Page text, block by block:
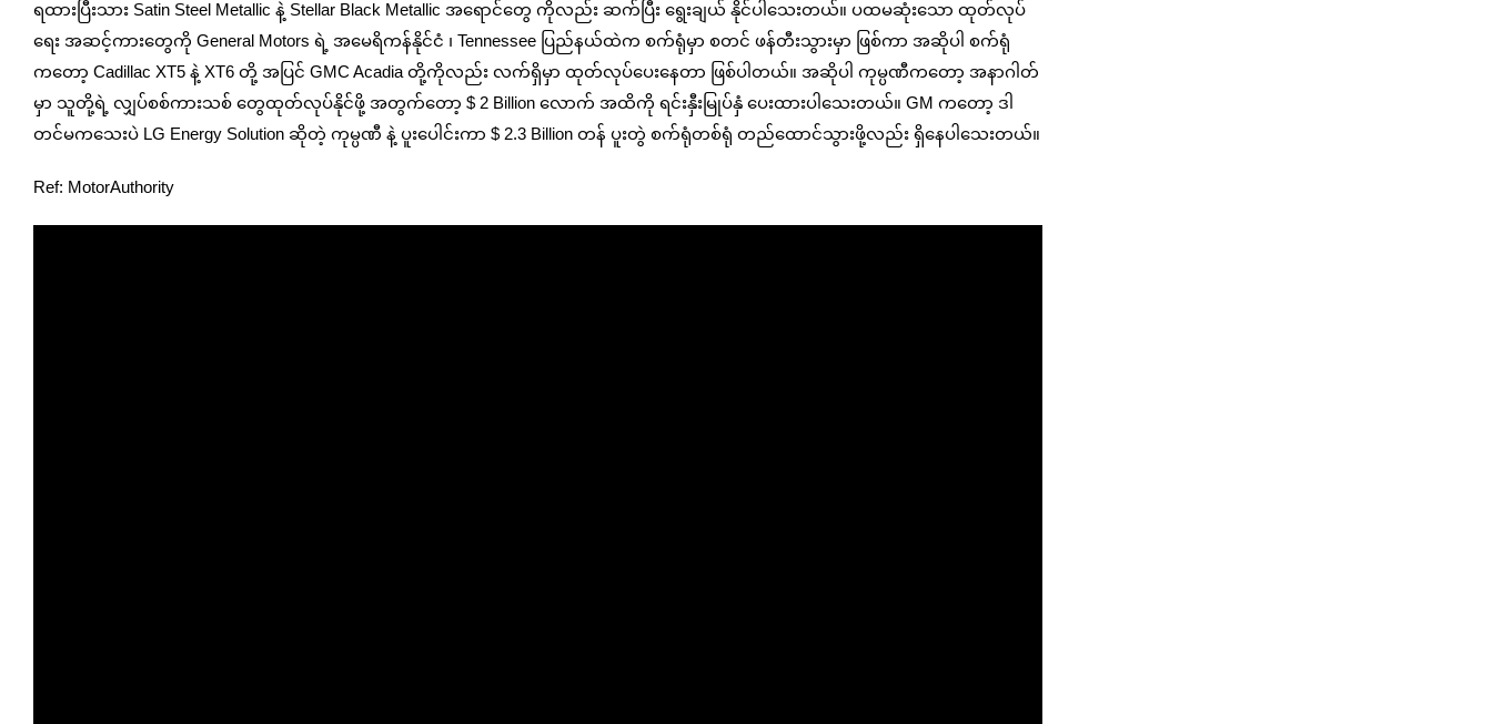
ရထားပြီးသား Satin Steel Metallic နဲ့ Stellar Black Metallic အရောင်တွေ ကိုလည်း ဆက်ပြီး ရွေးချယ် နိုင်ပါသေးတယ်။ ပထမ‌ဆုံးသော ထုတ်လုပ်
ရေး အဆင့်ကားတွေကို General Motors ရဲ့ အမေရိကန်နိုင်ငံ ၊ Tennessee ပြည်နယ်ထဲက စက်ရုံမှာ စတင် ဖန်တီးသွားမှာ ဖြစ်ကာ အဆိုပါ စက်ရုံ
ကတော့ Cadillac XT5 နဲ့ XT6 တို့ အပြင် GMC Acadia တို့ကိုလည်း လက်ရှိမှာ ထုတ်လုပ်ပေးနေတာ ဖြစ်ပါတယ်။ အဆိုပါ ကုမ္ပဏီကတော့ အနာဂါတ်
မှာ သူတို့ရဲ့ လျှပ်စစ်ကားသစ် တွေထုတ်လုပ်နိုင်ဖို့ အတွက်တော့ $ 2 Billion လောက် အထိကို ရင်းနှီးမြုပ်နှံ ပေးထားပါသေးတယ်။ GM ကတော့ ဒါ
တင်မကသေးပဲ LG Energy Solution ဆိုတဲ့ ကုမ္ပဏီ နဲ့ ပူးပေါင်းကာ $ 2.3 Billion တန် ပူးတွဲ စက်ရုံတစ်ရုံ တည်ထောင်သွားဖို့လည်း ရှိနေပါသေးတယ်။
Ref: MotorAuthority